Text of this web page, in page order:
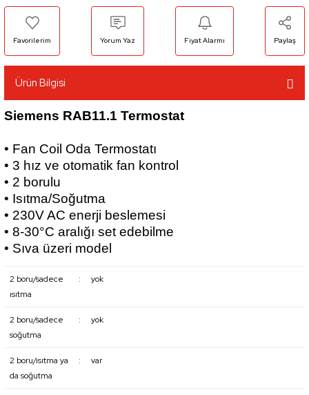
Yorum Yaz Fiyat Alarmı Paylaş
Ürün Bilgisi
Siemens RAB11.1 Termostat
• Fan Coil Oda Termostatı
• 3 hız ve otomatik fan kontrol
• 2 borulu
• Isıtma/Soğutma
• 230V AC enerji beslemesi
• 8-30°C aralığı set edebilme
• Sıva üzeri model
2 boru/sadece
ısıtma
: yok
2 boru/sadece
soğutma
: yok
2 boru/ısıtma ya
da soğutma
: var